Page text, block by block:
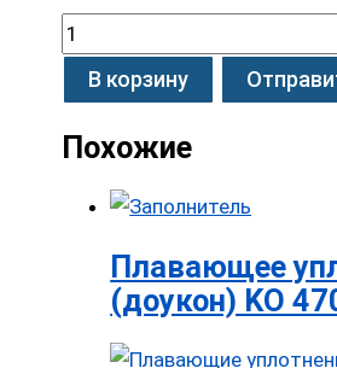
В корзину
Похожие
Плавающее
(доукон) KO